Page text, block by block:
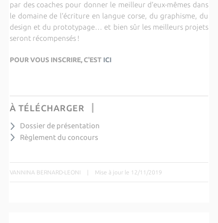
par des coaches pour donner le meilleur d’eux-mêmes dans
le domaine de l’écriture en langue corse, du graphisme, du
design et du prototypage… et bien sûr les meilleurs projets
seront récompensés !
POUR VOUS INSCRIRE, C'EST ICI
À TÉLÉCHARGER
Dossier de présentation
Règlement du concours
VANNINA BERNARD-LEONI | Mise à jour le 12/11/2019